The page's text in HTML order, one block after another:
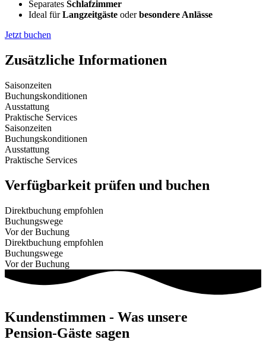
Separates Schlafzimmer
Ideal fürLangzeitgäste oderbesondere Anlässe
Jetzt buchen
Zusätzliche Informationen
Saisonzeiten
Buchungskonditionen
Ausstattung
Praktische Services
Saisonzeiten
Buchungskonditionen
Ausstattung
Praktische Services
Verfügbarkeit prüfen und buchen
Direktbuchung empfohlen
Buchungswege
Vor der Buchung
Direktbuchung empfohlen
Buchungswege
Vor der Buchung
Kundenstimmen - Was unsere
Pension-Gäste sagen